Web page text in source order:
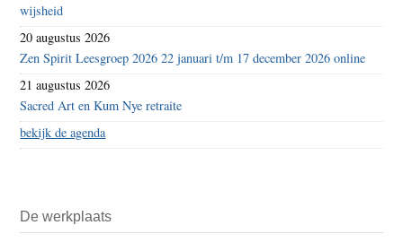
wijsheid
20 augustus 2026
Zen Spirit Leesgroep 2026 22 januari t/m 17 december 2026 online
21 augustus 2026
Sacred Art en Kum Nye retraite
bekijk de agenda
De werkplaats